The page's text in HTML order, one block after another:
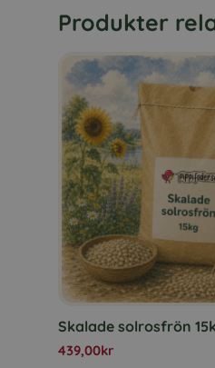
Produkter
Skalade solrosfrön
439,00kr